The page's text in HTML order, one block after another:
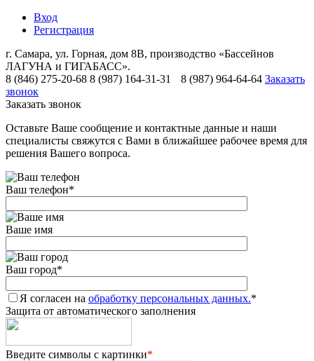
Вход
Регистрация
г. Самара, ул. Горная, дом 8В, производство «Бассейнов
ЛАГУНА и ГИГАБАСС».
8 (846) 275-20-68 8 (987) 164-31-31 8 (987) 964-64-64 Заказать
звонок
Заказать звонок
Оставьте Ваше сообщение и контактные данные и наши
специалисты свяжутся с Вами в ближайшее рабочее время для
решения Вашего вопроса.
Ваш телефон*
Ваше имя
Ваш город*
Я согласен на обработку персональных данных.*
Защита от автоматического заполнения
Введите символы с картинки*